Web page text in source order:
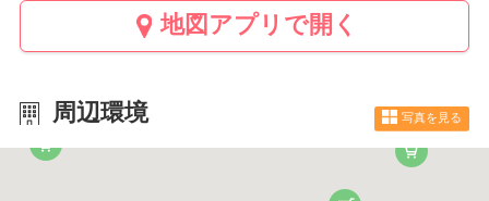
地図アプリで開く
周辺環境 写真を見る